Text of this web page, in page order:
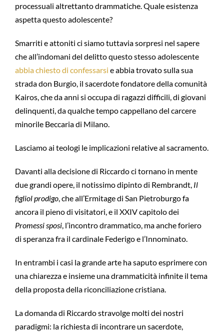
processuali altrettanto drammatiche. Quale esistenza
aspetta questo adolescente?
Smarriti e attoniti ci siamo tuttavia sorpresi nel sapere
che all’indomani del delitto questo stesso adolescente
abbia chiesto di confessarsi e abbia trovato sulla sua
strada don Burgio, il sacerdote fondatore della comunità
Kairos, che da anni si occupa di ragazzi difficili, di giovani
delinquenti, da qualche tempo cappellano del carcere
minorile Beccaria di Milano.
Lasciamo ai teologi le implicazioni relative al sacramento.
Davanti alla decisione di Riccardo ci tornano in mente
due grandi opere, il notissimo dipinto di Rembrandt, Il
figliol prodigo, che all’Ermitage di San Pietroburgo fa
ancora il pieno di visitatori, e il XXIV capitolo dei
Promessi sposi, l’incontro drammatico, ma anche foriero
di speranza fra il cardinale Federigo e l’Innominato.
In entrambi i casi la grande arte ha saputo esprimere con
una chiarezza e insieme una drammaticità infinite il tema
della proposta della riconciliazione cristiana.
La domanda di Riccardo stravolge molti dei nostri
paradigmi: la richiesta di incontrare un sacerdote,